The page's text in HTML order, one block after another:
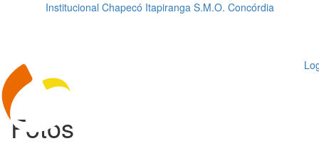
Institucional Chapecó Itapiranga S.M.O. Concórdia
Fotos